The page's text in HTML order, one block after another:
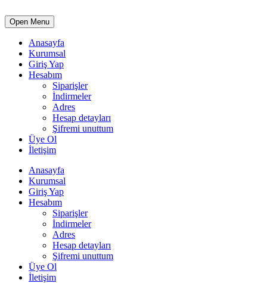
Open Menu
Anasayfa
Kurumsal
Giriş Yap
Hesabım
Siparişler
İndirmeler
Adres
Hesap detayları
Şifremi unuttum
Üye Ol
İletişim
Anasayfa
Kurumsal
Giriş Yap
Hesabım
Siparişler
İndirmeler
Adres
Hesap detayları
Şifremi unuttum
Üye Ol
İletişim